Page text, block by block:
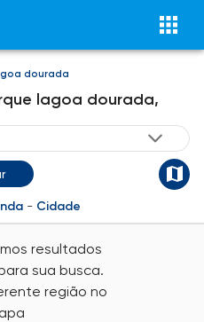
dourada
lagoa dourada,
- Cidade
resultados
sua busca.
região no